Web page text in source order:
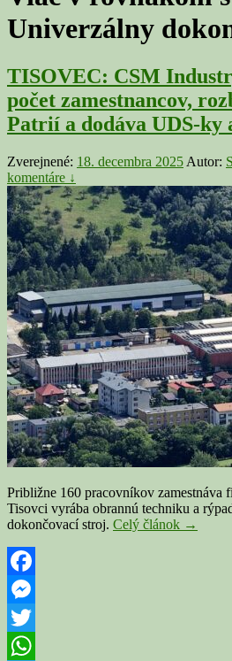
Univerzálny
TISOVEC: CSM
počet zamestnancov,
Patrií a dodáva UDS-ky
Zverejnené: 18. decembra 2025 Autor:
komentáre ↓
Približne 160 pracovníkov zamestnáva
Tisovci vyrába obrannú techniku a
dokončovací stroj. Celý článok →
Facebook
Messenger
Twitter